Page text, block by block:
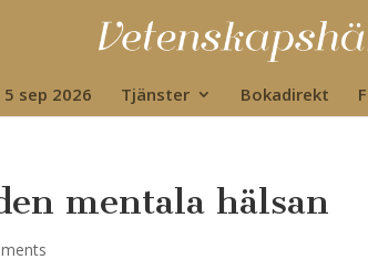
sep 2026 Tjänster Bokadirekt
mentala hälsan